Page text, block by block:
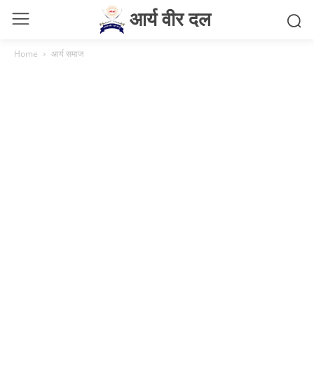
आर्य वीर दल
Home आर्य समाज